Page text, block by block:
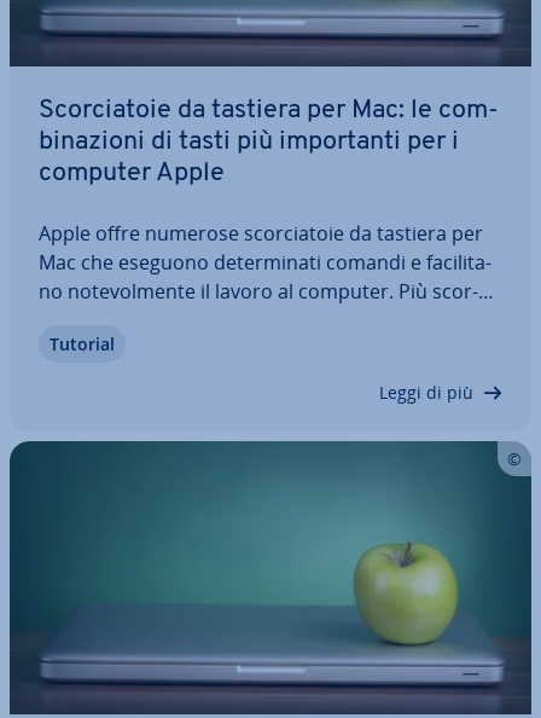
Scor­cia­to­ie da tastiera per Mac: le com­
bi­na­zio­ni di tasti più im­por­tan­ti per i
computer Apple
Apple offre numerose scor­cia­to­ie da tastiera per
Mac che eseguono de­ter­mi­na­ti comandi e fa­ci­li­ta­
no no­te­vol­men­te il lavoro al computer. Più scor­
potrete lavorare con il vostro Mac, con un enorme
Tutorial
Leggi di più